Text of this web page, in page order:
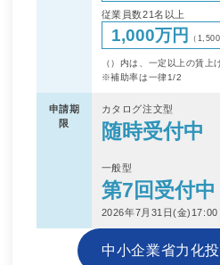
従業員数21名以上
1,000万円 （
（）内は、一定以上の賃上
※補助率は一律1/2
申請期
限
カタログ注文型
随時受付中
一般型
第7回受付中
2026年7月31日(金)17:00
中小企業省力化